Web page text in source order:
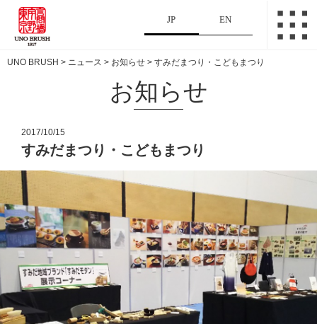
JP EN
UNO BRUSH > ニュース > お知らせ > すみだまつり・こどもまつり
お知らせ
2017/10/15
すみだまつり・こどもまつり